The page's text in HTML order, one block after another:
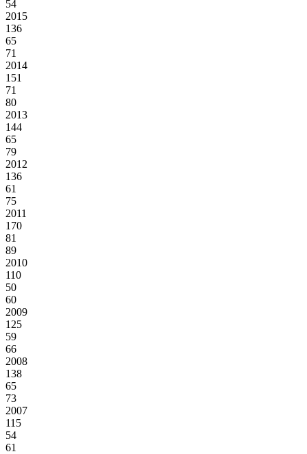
54
2015
136
65
71
2014
151
71
80
2013
144
65
79
2012
136
61
75
2011
170
81
89
2010
110
50
60
2009
125
59
66
2008
138
65
73
2007
115
54
61